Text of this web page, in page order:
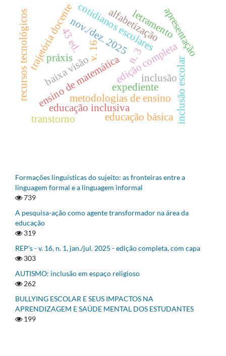
edição completa
v. 16 n. 3
nov./dez. 2025
43 ed.
expediente
apresentação
ensino de matemática
cotidianos escolares
trajetória docente
educação inclusiva inclusão escolar
baixa visão
metodologias de ensino
recursos tecnológicos
educação básica
inclusão
alfabetização
letramento
práxis
transtorno
Formações linguísticas do sujeito: as fronteiras entre a
linguagem formal e a linguagem informal
739
A pesquisa-ação como agente transformador na área da
educação
319
REP's - v. 16, n. 1, jan./jul. 2025 - edição completa, com capa
303
AUTISMO: inclusão em espaço religioso
262
BULLYING ESCOLAR E SEUS IMPACTOS NA
APRENDIZAGEM E SAÚDE MENTAL DOS ESTUDANTES
199